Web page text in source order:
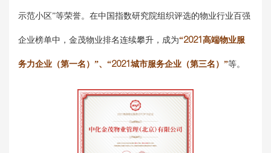
示范小区”等荣誉。在中国指数研究院组织评选的物业行业百强
企业榜单中，金茂物业排名连续攀升，成为“2021高端物业服
务力企业（第一名）”、“2021城市服务企业（第三名）”等。